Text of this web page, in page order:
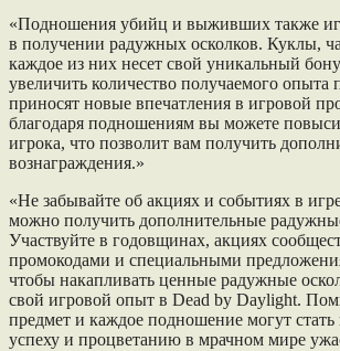
«Подношения убийц и выживших также
в получении радужных осколков. Куклы,
каждое из них несет свой уникальный
увеличить количество получаемого опыта
приносят новые впечатления в игровой
благодаря подношениям вы можете
игрока, что позволит вам получить
вознаграждения.»
«Не забывайте об акциях и событиях в
можно получить дополнительные
Участвуйте в годовщинах, акциях
промокодами и специальными
чтобы накапливать ценные радужные
свой игровой опыт в Dead by Daylight.
предмет и каждое подношение могут
успеху и процветанию в мрачном мире